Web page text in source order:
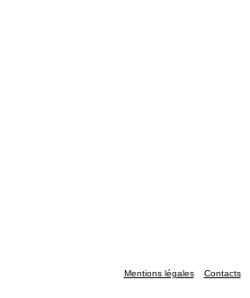
Mentions légales Contacts